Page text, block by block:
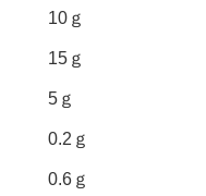
ｇ
ｇ
ｇ
ｇ
ｇ